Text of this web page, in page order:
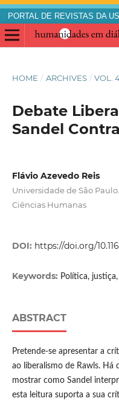
PORTAL DE REVISTAS DA
HOME / ARCHIVES / VOL.
Debate
Sandel
Flávio Azevedo Reis
Universidade de São
Ciências Humanas
DOI: https://doi.org/
Keywords: Política,
ABSTRACT
Pretende-se apresentar a
ao liberalismo de Rawls. Há
mostrar como Sandel
esta leitura suporta a sua